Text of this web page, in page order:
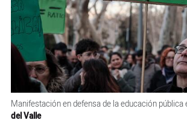
Manifestación en defensa de la educación pública
del Valle